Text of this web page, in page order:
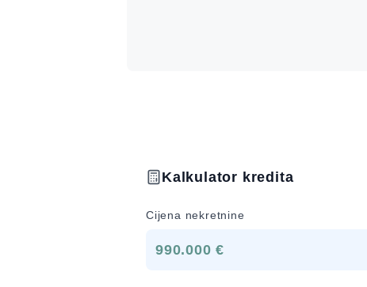
Kalkulator kredita
Cijena nekretnine
990.000 €